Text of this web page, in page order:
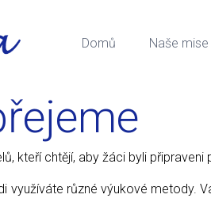
Domů Naše mise
kteří chtějí, aby žáci byli připraveni
využíváte různé výukové metody.